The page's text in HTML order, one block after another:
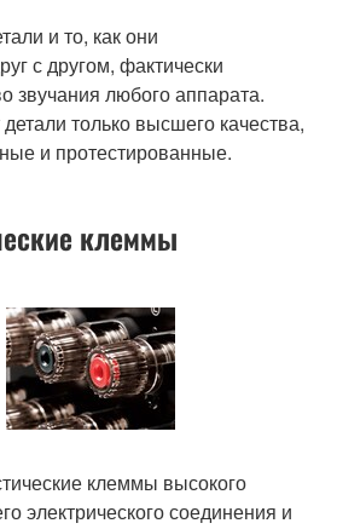
и то, как они
с другом, фактически
звучания любого аппарата.
только высшего качества,
и протестированные.
клеммы
клеммы высокого
электрического соединения и